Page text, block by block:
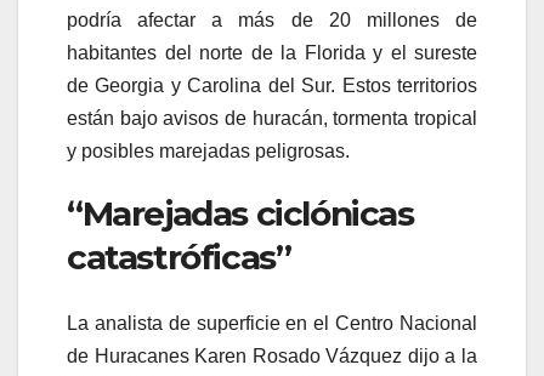
podría afectar a más de 20 millones de
habitantes del norte de la Florida y el sureste
de Georgia y Carolina del Sur. Estos territorios
están bajo avisos de huracán, tormenta tropical
y posibles marejadas peligrosas.
“Marejadas ciclónicas
catastróficas”
La analista de superficie en el Centro Nacional
de Huracanes Karen Rosado Vázquez dijo a la